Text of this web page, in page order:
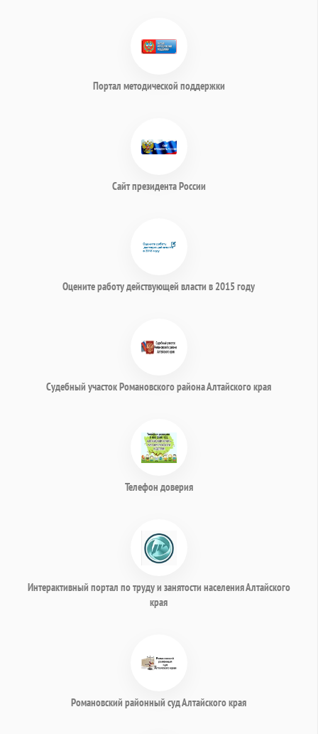
Портал методической поддержки
Сайт президента России
Оцените работу действующей власти в 2015 году
Судебный участок Романовского района Алтайского края
Телефон доверия
Интерактивный портал по труду и занятости населения Алтайского
края
Романовский районный суд Алтайского края